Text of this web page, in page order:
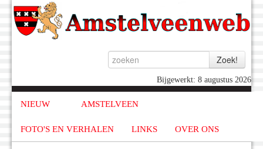
Bijgewerkt: 8 augustus 2026
NIEUW AMSTELVEEN
FOTO'S EN VERHALEN LINKS OVER ONS